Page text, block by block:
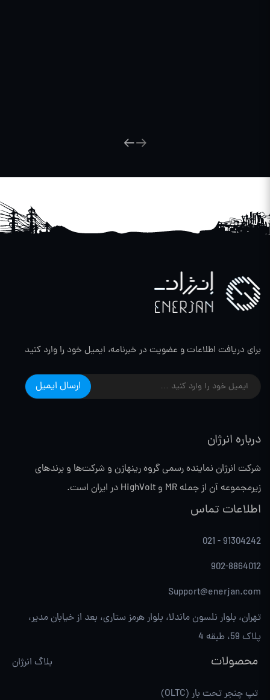
برای دریافت اطلاعات و عضویت در خبرنامه، ایمیل خود را وارد کنید
ارسال ایمیل
درباره انرژان
شرکت انرژان نماینده رسمی گروه رینهازن و شرکت‌ها و برندهای
زیرمجموعه آن از جمله MR و HighVolt در ایران است.
اطلاعات تماس
021 - 91304242
902-8864012
Support@enerjan.com
تهران، بلوار نلسون ماندلا، بلوار هرمز ستاری، بعد از خیابان مدیر،
پلاک 59، طبقه 4
محصولات
تپ چنجر تحت بار (OLTC)
بلاگ انرژان